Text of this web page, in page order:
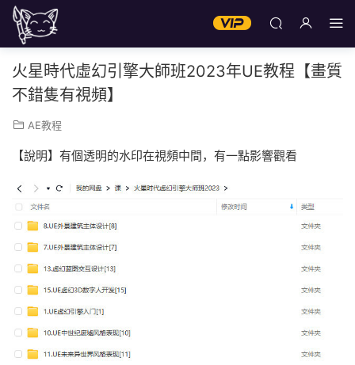
火星時代虛幻引擎大師班2023年UE教程【畫質
不錯隻有視頻】
AE教程
【說明】有個透明的水印在視頻中間，有一點影響觀看